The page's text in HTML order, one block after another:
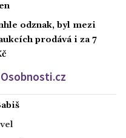
odznak, byl mezi
prodává i za 7